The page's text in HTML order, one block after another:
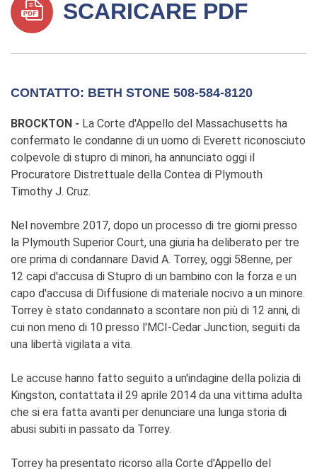
SCARICARE PDF
CONTATTO: BETH STONE 508-584-8120
BROCKTON - La Corte d'Appello del Massachusetts ha
confermato le condanne di un uomo di Everett riconosciuto
colpevole di stupro di minori, ha annunciato oggi il
Procuratore Distrettuale della Contea di Plymouth
Timothy J. Cruz.
Nel novembre 2017, dopo un processo di tre giorni presso
la Plymouth Superior Court, una giuria ha deliberato per tre
ore prima di condannare David A. Torrey, oggi 58enne, per
12 capi d'accusa di Stupro di un bambino con la forza e un
capo d'accusa di Diffusione di materiale nocivo a un minore.
Torrey è stato condannato a scontare non più di 12 anni, di
cui non meno di 10 presso l'MCI-Cedar Junction, seguiti da
una libertà vigilata a vita.
Le accuse hanno fatto seguito a un'indagine della polizia di
Kingston, contattata il 29 aprile 2014 da una vittima adulta
che si era fatta avanti per denunciare una lunga storia di
abusi subiti in passato da Torrey.
Torrey ha presentato ricorso alla Corte d'Appello del